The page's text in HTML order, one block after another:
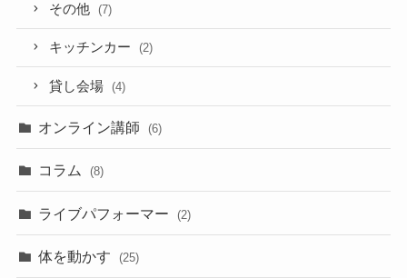
その他 (7)
キッチンカー (2)
貸し会場 (4)
オンライン講師 (6)
コラム (8)
ライブパフォーマー (2)
体を動かす (25)